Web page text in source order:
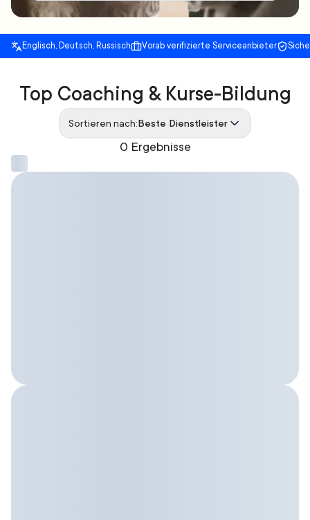
Englisch, Deutsch, Russisch Vorab verifizierte Serviceanbieter
0 Ergebnisse
Top Coaching & Kurse-Bildung
Sortieren nach:Beste Dienstleister